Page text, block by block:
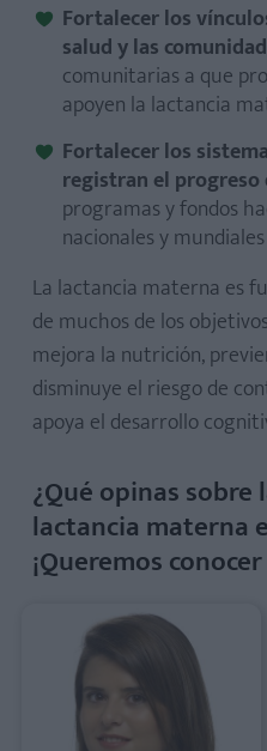
Fortalecer los
salud y las
comunitarias a que
apoyen la lactancia
Fortalecer los
registran el
programas y fondos
nacionales y
La lactancia materna es
de muchos de los
mejora la nutrición,
disminuye el riesgo de
apoya el desarrollo
¿Qué opinas
lactancia materna
¡Queremos